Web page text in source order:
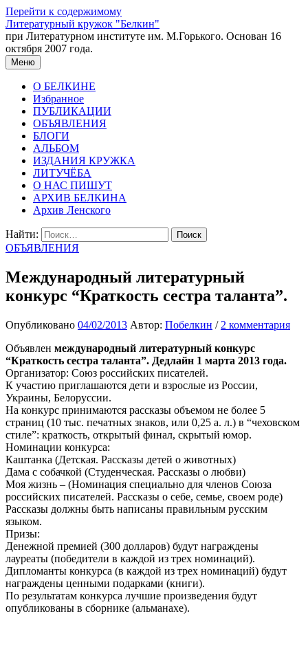
Перейти к содержимому
Литературный кружок "Белкин"
при Литературном институте им. М.Горького. Основан 16
октября 2007 года.
Меню
О БЕЛКИНЕ
Избранное
ПУБЛИКАЦИИ
ОБЪЯВЛЕНИЯ
БЛОГИ
АЛЬБОМ
ИЗДАНИЯ КРУЖКА
ЛИТУЧЁБА
О НАС ПИШУТ
АРХИВ БЕЛКИНА
Архив Ленского
Найти:
ОБЪЯВЛЕНИЯ
Международный литературный
конкурс “Краткость сестра таланта”.
Опубликовано 04/02/2013 Автор: Побелкин / 2 комментария
Объявлен международный литературный конкурс
“Краткость сестра таланта”. Дедлайн 1 марта 2013 года.
Организатор: Союз российских писателей.
К участию приглашаются дети и взрослые из России,
Украины, Белоруссии.
На конкурс принимаются рассказы объемом не более 5
страниц (10 тыс. печатных знаков, или 0,25 а. л.) в “чеховском
стиле”: краткость, открытый финал, скрытый юмор.
Номинации конкурса:
Каштанка (Детская. Рассказы детей о животных)
Дама с собачкой (Студенческая. Рассказы о любви)
Моя жизнь – (Номинация специально для членов Союза
российских писателей. Рассказы о себе, семье, своем роде)
Рассказы должны быть написаны правильным русским
языком.
Призы:
Денежной премией (300 долларов) будут награждены
лауреаты (победители в каждой из трех номинаций).
Дипломанты конкурса (в каждой из трех номинаций) будут
награждены ценными подарками (книги).
По результатам конкурса лучшие произведения будут
опубликованы в сборнике (альманахе).